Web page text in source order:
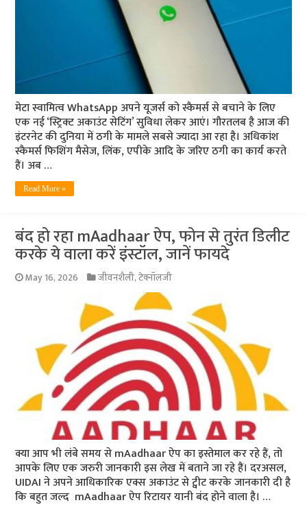
मेटा स्वामित्व WhatsApp अपने यूजर्स को स्कैमर्स से बचाने के लिए
एक नई ‘स्ट्रिक्ट अकाउंट सेटिंग’ सुविधा लेकर आएं। गौरतलब है आज की
इंटरनेट की दुनिया में ठगी के मामले सबसे ज्यादा आ रहा है। अधिकांश
स्कैमर्स फिशिंग मैसेज, लिंक, एपीके आदि के जरिए ठगी का कार्य करते
हैं। अब …
Read More »
बंद हो रहा mAadhaar ऐप, फोन से तुरंत डिलीट
करके ये वाला करें इंस्टॉल, जानें फायदे
May 16, 2026 जीवनशैली,टेक्नॉलजी
क्या आप भी लंबे समय से mAadhaar ऐप का इस्तेमाल कर रहे हैं, तो
आपके लिए एक जरुरी जानकारी इस लेख में बताने जा रहे हैं। दरअसल,
UIDAI ने अपने आधिकारिक एक्स अकाउंट से ट्वीट करके जानकारी दी है
कि बहुत जल्द mAadhaar ऐप रिटायर यानी बंद होने वाला है। …